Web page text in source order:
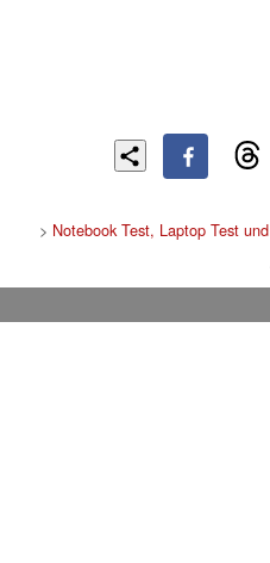
> Notebook Test, Laptop Test